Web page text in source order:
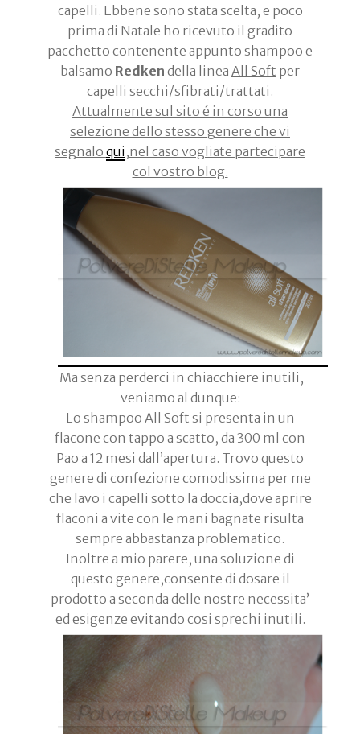
capelli. Ebbene sono stata scelta, e poco
prima di Natale ho ricevuto il gradito
pacchetto contenente appunto shampoo e
balsamo Redken della linea All Soft per
capelli secchi/sfibrati/trattati.
Attualmente sul sito é in corso una
selezione dello stesso genere che vi
segnalo qui ,nel caso vogliate partecipare
col vostro blog.
Ma senza perderci in chiacchiere inutili,
veniamo al dunque:
Lo shampoo All Soft si presenta in un
flacone con tappo a scatto, da 300 ml con
Pao a 12 mesi dall’apertura. Trovo questo
genere di confezione comodissima per me
che lavo i capelli sotto la doccia,dove aprire
flaconi a vite con le mani bagnate risulta
sempre abbastanza problematico.
Inoltre a mio parere, una soluzione di
questo genere,consente di dosare il
prodotto a seconda delle nostre necessita’
ed esigenze evitando cosi sprechi inutili.